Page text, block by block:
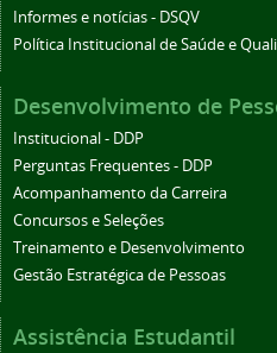
Informes e notícias - DSQV
Política Institucional de Saúde e
Desenvolvimento de
Institucional - DDP
Perguntas Frequentes - DDP
Acompanhamento da Carreira
Concursos e Seleções
Treinamento e Desenvolvimento
Gestão Estratégica de Pessoas
Assistência Estudantil